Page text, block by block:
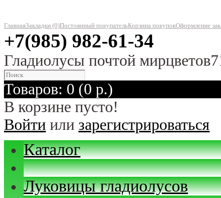
ГлавнаяЗакладки (0)Постоянный покупательКорзина покупокОформление
+7(985) 982-61-34
Гладиолусы почтой
Товаров: 0 (0 р.)
В корзине пусто!
Войти или зарегистрироваться
Каталог
Луковицы гладиолусов